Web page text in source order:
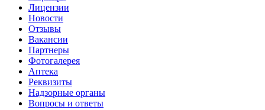
Лицензии
Новости
Отзывы
Вакансии
Партнеры
Фотогалерея
Аптека
Реквизиты
Надзорные органы
Вопросы и ответы